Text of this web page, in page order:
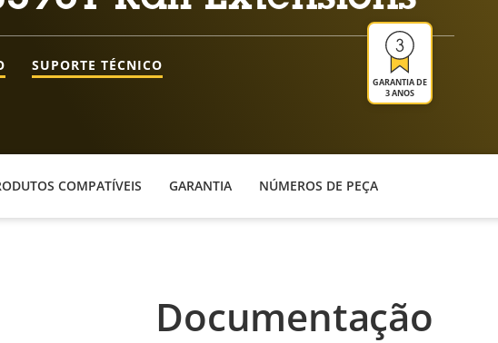
GARANTIA DE
3 ANOS
SUPORTE TÉCNICO
COMPATÍVEIS GARANTIA NÚMEROS DE PEÇA
Documentação